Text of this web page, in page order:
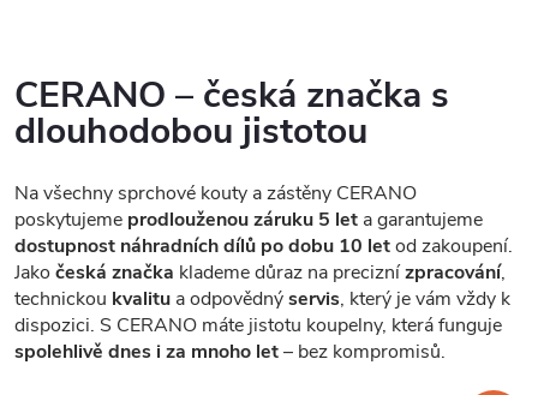
CERANO – česká značka s
dlouhodobou jistotou
Na všechny sprchové kouty a zástěny CERANO
poskytujeme prodlouženou záruku 5 let a garantujeme
dostupnost náhradních dílů po dobu 10 letod zakoupení.
Jako česká značka klademe důraz na preciznízpracování,
technickou kvalitu a odpovědnýservis, který je vám vždy k
dispozici. S CERANO máte jistotu koupelny, která funguje
spolehlivě dnes i za mnoho let– bez kompromisů.